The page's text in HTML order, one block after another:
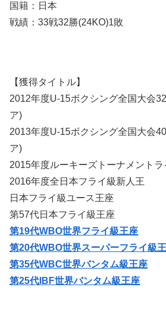
国籍：日本
戦績：33戦32勝(24KO)1敗
【獲得タイトル】
2012年度U-15ボクシング全国大会
ア)
2013年度U-15ボクシング全国大会
ア)
2015年度ルーキーズトーナメント
2016年度全日本フライ級新人王
日本フライ級ユース王座
第57代日本フライ級王座
第19代WBO世界フライ級王座
第20代WBO世界スーパーフライ級
第35代WBC世界バンタム級王座
第25代IBF世界バンタム級王座